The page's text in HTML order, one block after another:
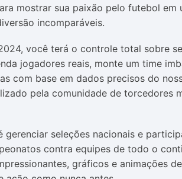
mostrar sua paixão pelo futebol em
incomparáveis.
você terá o controle total sobre
jogadores reais, monte um time
com base em dados precisos do
pela comunidade de torcedores
gerenciar seleções nacionais e
contra equipes de todo o
gráficos e animações